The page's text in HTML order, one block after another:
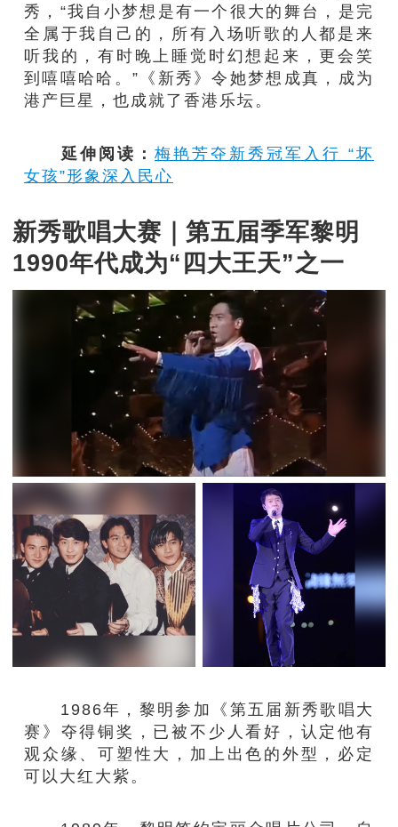
秀，“我自小梦想是有一个很大的舞台，是完
全属于我自己的，所有入场听歌的人都是来
听我的，有时晚上睡觉时幻想起来，更会笑
到嘻嘻哈哈。”《新秀》令她梦想成真，成为
港产巨星，也成就了香港乐坛。
延伸阅读：梅艳芳夺新秀冠军入行 “坏
女孩”形象深入民心
新秀歌唱大赛｜第五届季军黎明
1990年代成为“四大王天”之一
1986年，黎明参加《第五届新秀歌唱大
赛》夺得铜奖，已被不少人看好，认定他有
观众缘、可塑性大，加上出色的外型，必定
可以大红大紫。